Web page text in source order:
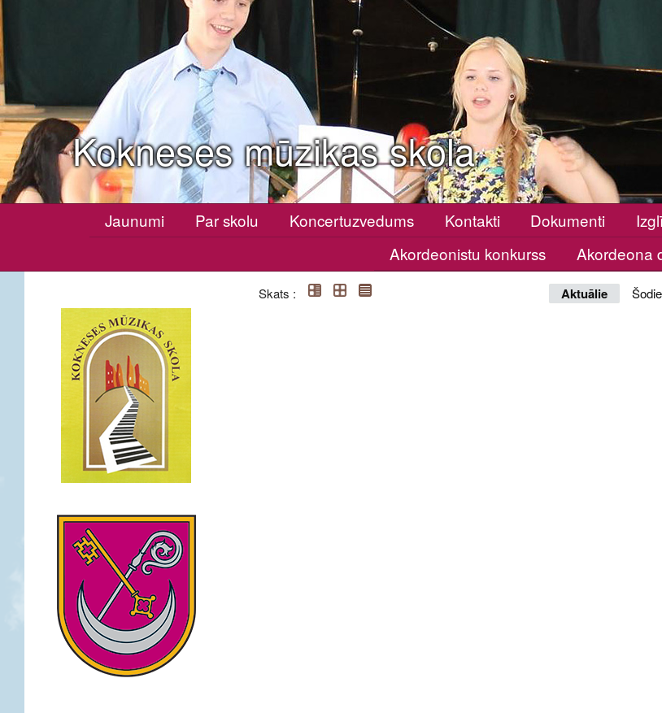
Kokneses mūzikas skola
Jaunumi Par skolu Koncertuzvedums Kontakti Dokumenti
Akordeonistu konkurss
Akordeona
Skats : Aktuālie